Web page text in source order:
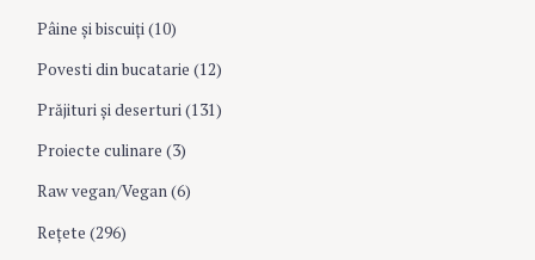
Pâine şi biscuiţi(10)
Povesti din bucatarie (12)
Prăjituri şi deserturi(131)
Proiecte culinare (3)
Raw vegan/Vegan(6)
Rețete (296)